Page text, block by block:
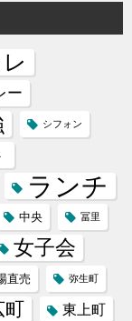
ー
シフォン
ランチ
中央 冨里
女子会
直売 弥生町
町 東上町